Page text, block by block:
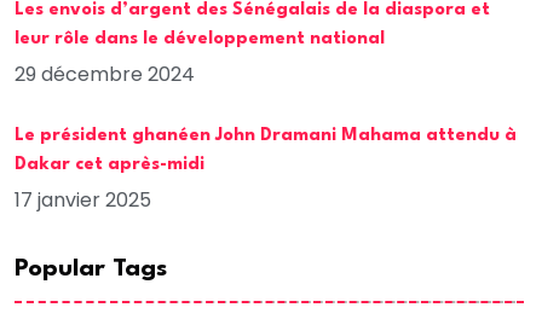
Les envois d’argent des Sénégalais de la diaspora et
leur rôle dans le développement national
29 décembre 2024
Le président ghanéen John Dramani Mahama attendu à
Dakar cet après-midi
17 janvier 2025
Popular Tags